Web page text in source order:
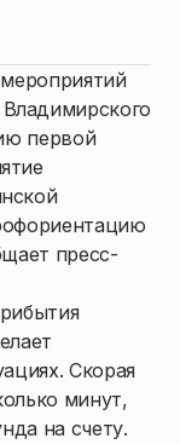
первой
пресс-
Скорая
минут,
на счету.